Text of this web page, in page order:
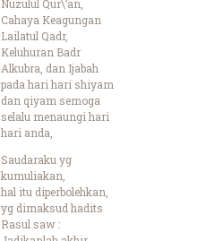
Nuzulul Qur\’an,
Cahaya Keagungan
Lailatul Qadr,
Keluhuran Badr
Alkubra, dan Ijabah
pada hari hari shiyam
dan qiyam semoga
selalu menaungi hari
hari anda,
Saudaraku yg
kumuliakan,
hal itu diperbolehkan,
yg dimaksud hadits
Rasul saw :